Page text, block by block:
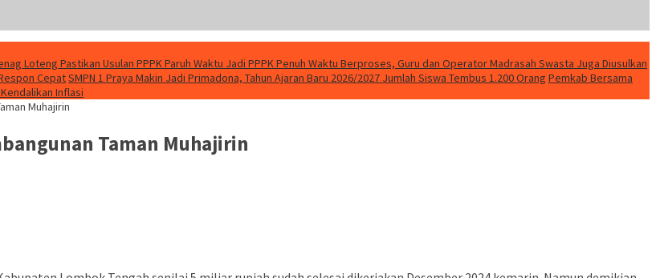
Loteng Pastikan Usulan PPPK Paruh Waktu Jadi PPPK Penuh Waktu Berproses, Guru dan Operator Madrasah Swasta Juga Diusulkan
CepatSMPN 1 Praya Makin Jadi Primadona, Tahun Ajaran Baru 2026/2027 Jumlah Siswa Tembus 1.200 Orang Pemkab Bersama
Inflasi
Muhajirin
Taman Muhajirin